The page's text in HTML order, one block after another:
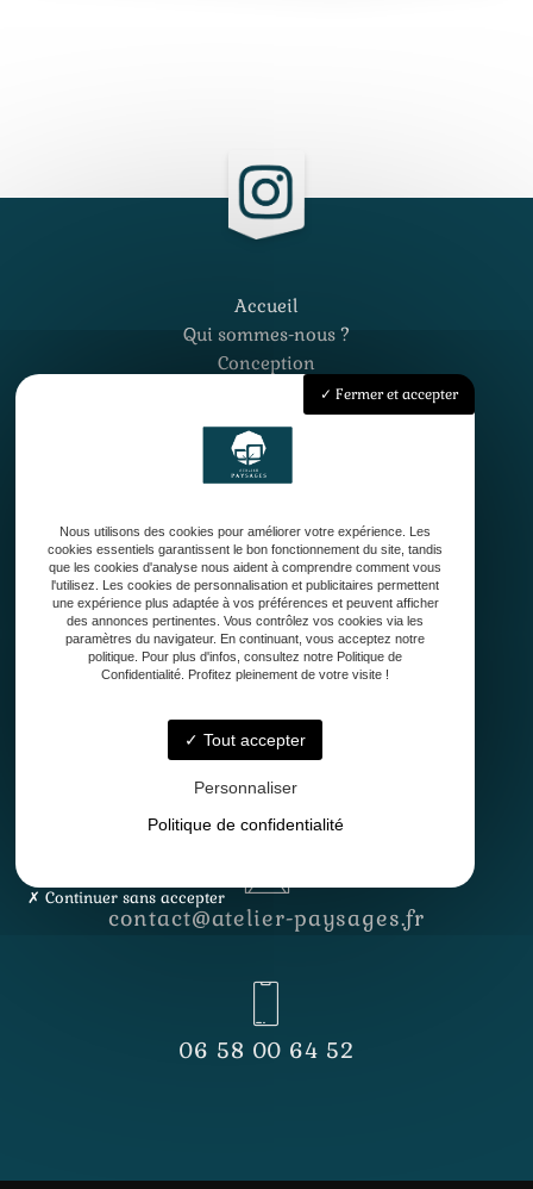
Accueil
Qui sommes-nous ?
Conception
Entretien de jardin
Contact
33127 Saint-Jean-d'Illac
Lundi - Vendredi
8h30 - 12h30 & 13h30 - 17h
contact@atelier-paysages.fr
06 58 00 64 52
Fermer et accepter
Nous utilisons des cookies pour améliorer votre expérience. Les
cookies essentiels garantissent le bon fonctionnement du site, tandis
que les cookies d'analyse nous aident à comprendre comment vous
l'utilisez. Les cookies de personnalisation et publicitaires permettent
une expérience plus adaptée à vos préférences et peuvent afficher
des annonces pertinentes. Vous contrôlez vos cookies via les
paramètres du navigateur. En continuant, vous acceptez notre
politique. Pour plus d'infos, consultez notre Politique de
Confidentialité. Profitez pleinement de votre visite !
Tout accepter
Personnaliser
Politique de confidentialité
Continuer sans accepter